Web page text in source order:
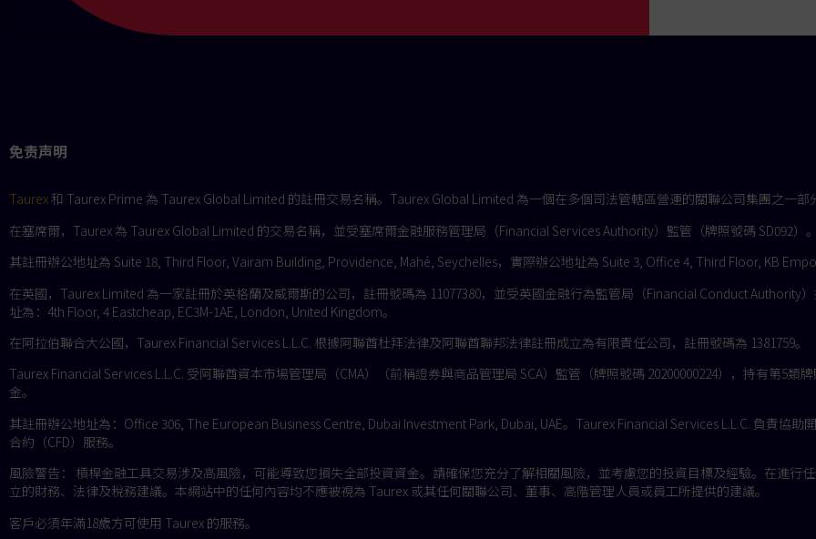
儲存後，所有未來來自績效費、註冊費和管理費的收入將會直接匯入該帳戶。
免责声明
Taurex和 Taurex Prime 為 Taurex Global Limited 的註冊交易名稱。Taurex Global Limited 為一個在多個司法管轄區營運的關聯公司集團之一部
在塞席爾，Taurex 為 Taurex Global Limited 的交易名稱，並受塞席爾金融服務管理局（Financial Services Authority）監管（牌照號碼 SD092）。
其註冊辦公地址為 Suite 18, Third Floor, Vairam Building, Providence, Mahé, Seychelles，實際辦公地址為 Suite 3, Office 4, Third Floor, KB
在英國，Taurex Limited 為一家註冊於英格蘭及威爾斯的公司，註冊號碼為 11077380，並受英國金融行為監管局（Financial Conduct Authority
址為：4th Floor, 4 Eastcheap, EC3M-1AE, London, United Kingdom。
在阿拉伯聯合大公國，Taurex Financial Services L.L.C. 根據阿聯酋杜拜法律及阿聯酋聯邦法律註冊成立為有限責任公司，註冊號碼為 1381759。
Taurex Financial Services L.L.C. 受阿聯酋資本市場管理局（CMA）（前稱證券與商品管理局 SCA）監管（牌照號碼 20200000224），持有第5
金。
其註冊辦公地址為：Office 306, The European Business Centre, Dubai Investment Park, Dubai, UAE。Taurex Financial Services L.L.C. 負責協
合約（CFD）服務。
風險警告： 槓桿金融工具交易涉及高風險，可能導致您損失全部投資資金。請確保您充分了解相關風險，並考慮您的投資目標及經驗。在進行
立的財務、法律及稅務建議。本網站中的任何內容均不應被視為 Taurex 或其任何關聯公司、董事、高階管理人員或員工所提供的建議。
客戶必須年滿18歲方可使用 Taurex 的服務。